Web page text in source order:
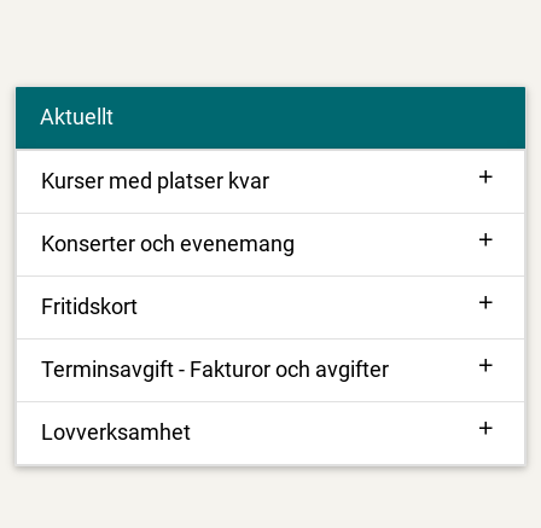
Aktuellt
Kurser med platser kvar
Konserter och evenemang
Fritidskort
Terminsavgift - Fakturor och avgifter
Lovverksamhet